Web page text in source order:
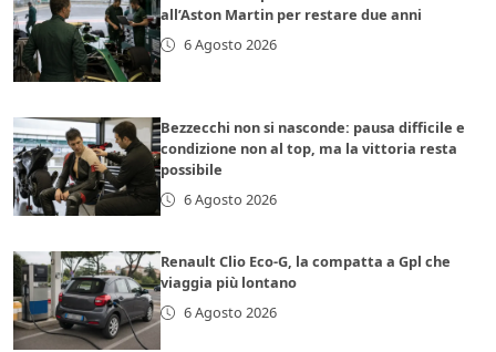
all’Aston Martin per restare due anni
6 Agosto 2026
Bezzecchi non si nasconde: pausa difficile e
condizione non al top, ma la vittoria resta
possibile
6 Agosto 2026
Renault Clio Eco-G, la compatta a Gpl che
viaggia più lontano
6 Agosto 2026